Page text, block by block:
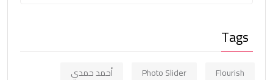
Tags
Flourish
Photo Slider
أحمد حمدي